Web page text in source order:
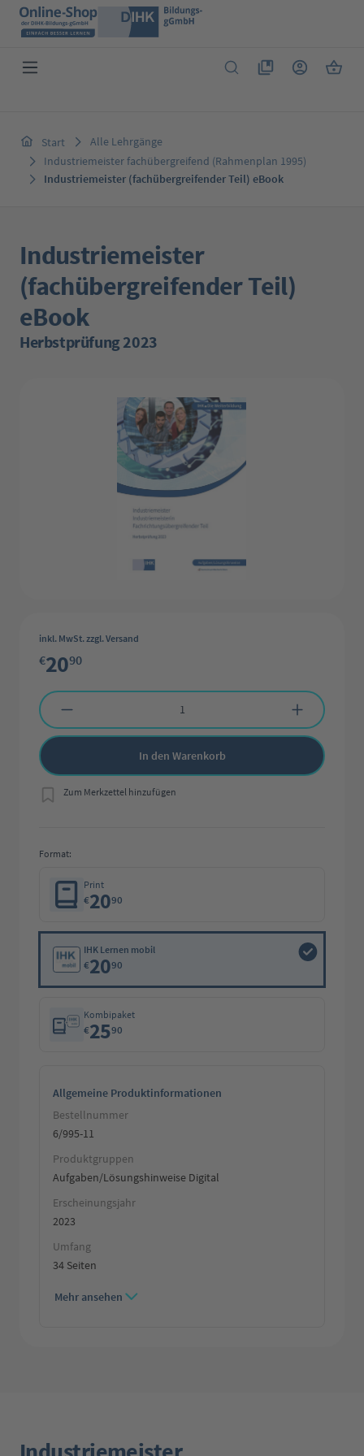
Zum Hauptinhalt springen
Du hast 0 Produkte
Start
Alle Lehrgänge
Industriemeister fachübergreifend (Rahmenplan 1995)
Industriemeister (fachübergreifender Teil) eBook
Industriemeister
(fachübergreifender Teil)
eBook
Herbstprüfung 2023
inkl. MwSt. zzgl. Versand
€2090
Produkt Anzahl: Gib den gewünschten Wert ein oder benutze die
In den Warenkorb
Zum Merkzettel hinzufügen
Format:
Print
€2090
IHK Lernen mobil
€2090
Kombipaket
€2590
Allgemeine Produktinformationen
Bestellnummer
6/995-11
Produktgruppen
Aufgaben/Lösungshinweise Digital
Erscheinungsjahr
2023
Umfang
34 Seiten
Mehr ansehen